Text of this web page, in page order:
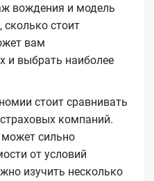
вождения и модель
сколько стоит
вам
и выбрать наиболее
стоит сравнивать
компаний.
сильно
от условий
изучить несколько